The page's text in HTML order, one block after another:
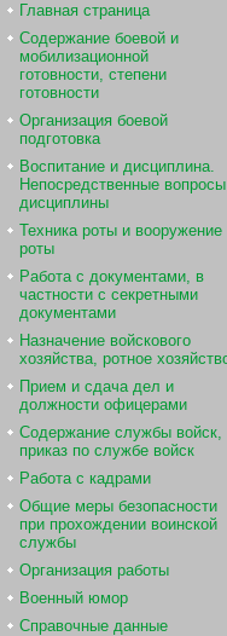
Главная страница
Содержание боевой и
мобилизационной
готовности, степени
готовности
Организация боевой
подготовка
Воспитание и дисциплина.
Непосредственные вопросы
дисциплины
Техника роты и вооружение
роты
Работа с документами, в
частности с секретными
документами
Назначение войскового
хозяйства, ротное
Прием и сдача дел и
должности офицерами
Содержание службы войск,
приказ по службе войск
Работа с кадрами
Общие меры безопасности
при прохождении воинской
службы
Организация работы
Военный юмор
Справочные данные